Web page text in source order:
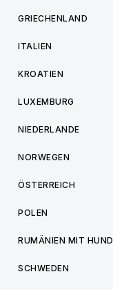
GRIECHENLAND
ITALIEN
KROATIEN
LUXEMBURG
NIEDERLANDE
NORWEGEN
ÖSTERREICH
POLEN
RUMÄNIEN MIT HUND
SCHWEDEN